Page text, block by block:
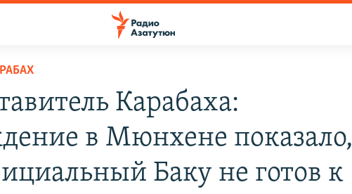
Карабаха:
в Мюнхене показало,
Баку не готов к